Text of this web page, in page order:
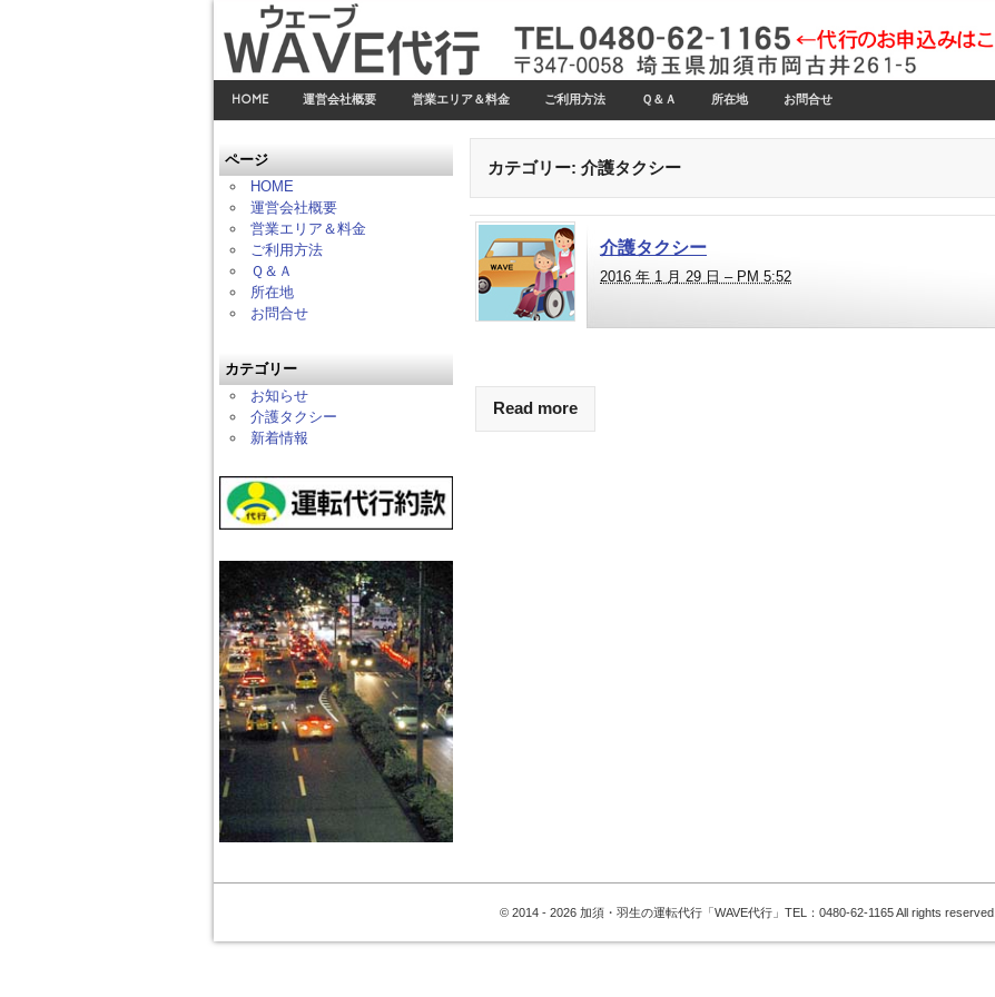
HOME 運営会社概要 営業エリア＆料金 ご利用方法 Ｑ＆Ａ 所在地 お問合せ
ページ
HOME
運営会社概要
営業エリア＆料金
ご利用方法
Ｑ＆Ａ
所在地
お問合せ
カテゴリー
お知らせ
介護タクシー
新着情報
カテゴリー:介護タクシー
介護タクシー
2016 年 1 月 29 日 – PM 5:52
Read more
© 2014 - 2026 加須・羽生の運転代行「WAVE代行」TEL：0480-62-1165 All rights reserved.